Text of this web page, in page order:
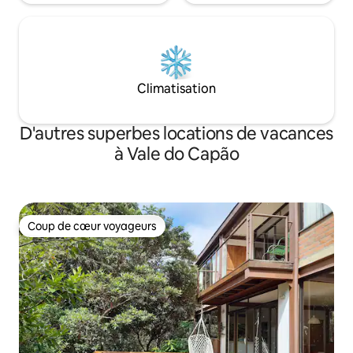
Climatisation
D'autres superbes locations de vacances
à Vale do Capão
Coup de cœur voyageurs
Coup de cœur voyageurs